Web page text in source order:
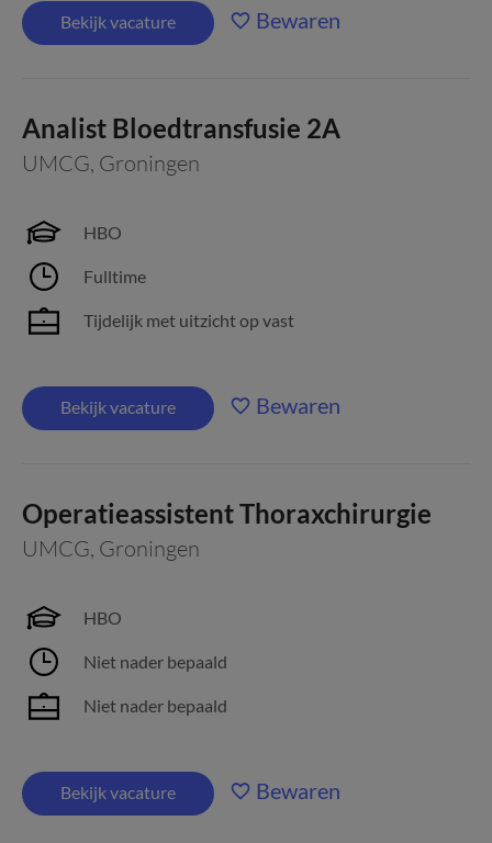
Bekijk vacature Bewaren
Analist Bloedtransfusie 2A
UMCG, Groningen
HBO
Fulltime
Tijdelijk met uitzicht op vast
Bekijk vacature Bewaren
Operatieassistent Thoraxchirurgie
UMCG, Groningen
HBO
Niet nader bepaald
Niet nader bepaald
Bekijk vacature Bewaren